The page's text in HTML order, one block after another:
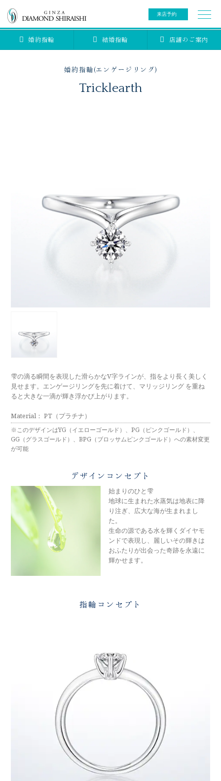
来店予約
婚約指輪 結婚指輪 店舗のご案内
0078-6000-5222
カタログ請求
セットリング
エタニティリング
ティアラ
ベビージュエリー
アニバーサリージュエリー
セットリングコレクション
ブライダルリングへの想い
パーフェクトフィットカウンセリング
プロフェッショナルズ
メモリアルアルバム
レーザー刻印サービス
ナノジュエリーコート
永久保証サービス
セミ・フルオーダー
よくあるご質問
リングコラム
婚約指輪(エンゲージリング)
Tricklearth
雫の滴る瞬間を表現した滑らかなV字ラインが、指をより長く美しく
見せます。エンゲージリングを先に着けて、マリッジリング を重ね
ると大きな一滴が輝き浮かび上がります。
Material： PT（プラチナ）
※このデザインはYG（イエローゴールド）、PG（ピンクゴールド）、
GG（グラスゴールド）、BPG（ブロッサムピンクゴールド）への素材変更
が可能
デザインコンセプト
始まりのひと雫
地球に生まれた水蒸気は地表に降
り注ぎ、広大な海が生まれまし
た。
生命の源である水を輝くダイヤモ
ンドで表現し、麗しいその輝きは
おふたりが出会った奇跡を永遠に
輝かせます。
指輪コンセプト